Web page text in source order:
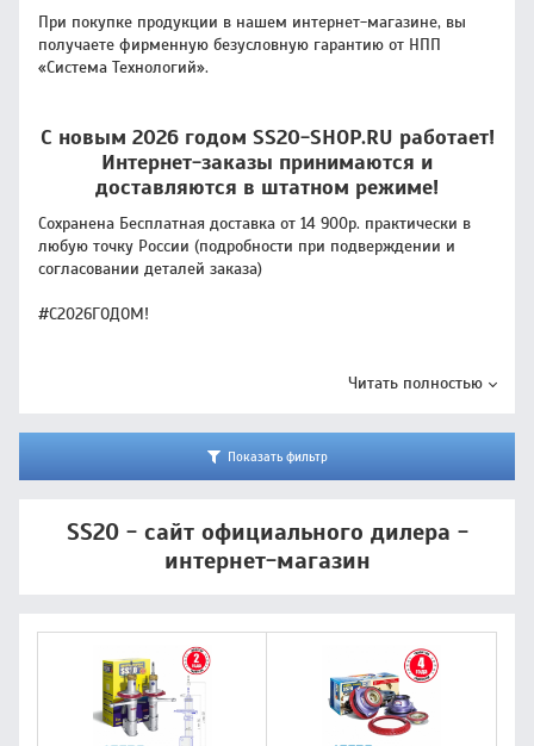
При покупке продукции в нашем интернет-магазине, вы
получаете фирменную безусловную гарантию от НПП
«Система Технологий».
С новым 2026 годом SS20-SHOP.RU работает!
Интернет-заказы принимаются и
доставляются в штатном режиме!
Сохранена Бесплатная доставка от 14 900р. практически в
любую точку России (подробности при подверждении и
согласовании деталей заказа)
#С2026ГОДОМ!
Читать полностью
Показать фильтр
SS20 - сайт официального дилера -
интернет-магазин